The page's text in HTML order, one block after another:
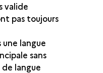
valide
pas toujours
langue
sans
langue